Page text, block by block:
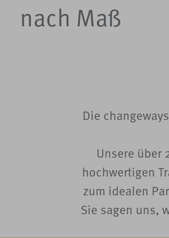
nach Maß
Die
Unsere
hochwertigen
zum idealen
Sie sagen uns,